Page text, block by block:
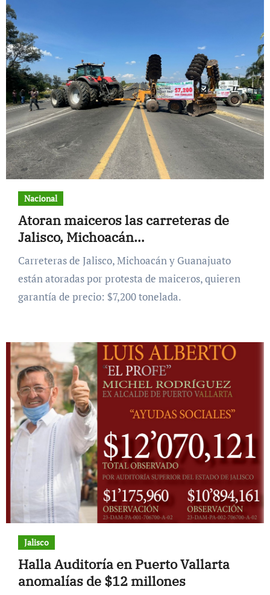
Nacional
Atoran maiceros las carreteras de
Jalisco, Michoacán…
Carreteras de Jalisco, Michoacán y Guanajuato
están atoradas por protesta de maiceros, quieren
garantía de precio: $7,200 tonelada.
Jalisco
Halla Auditoría en Puerto Vallarta
anomalías de $12 millones